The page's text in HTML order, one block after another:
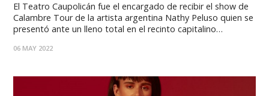
El Teatro Caupolicán fue el encargado de recibir el show de
Calambre Tour de la artista argentina Nathy Peluso quien se
presentó ante un lleno total en el recinto capitalino
escenario y puso a bailar a todos y todas, en una
06 MAY 2022